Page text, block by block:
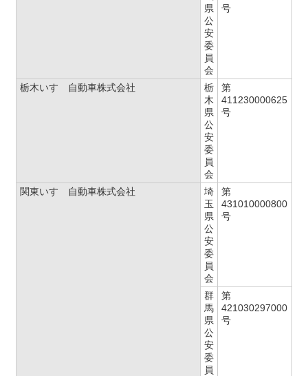
県
公
安
委
員
会
号
栃木いすゞ自動車株式会社
栃
木
県
公
安
委
員
会
第
411230000625
号
関東いすゞ自動車株式会社
埼
玉
県
公
安
委
員
会
第
431010000800
号
群
馬
県
公
安
委
員
第
421030297000
号